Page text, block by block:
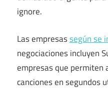
ignore.
Las empresassegún se
negociaciones incluyen
empresas que permiten
canciones en segundos